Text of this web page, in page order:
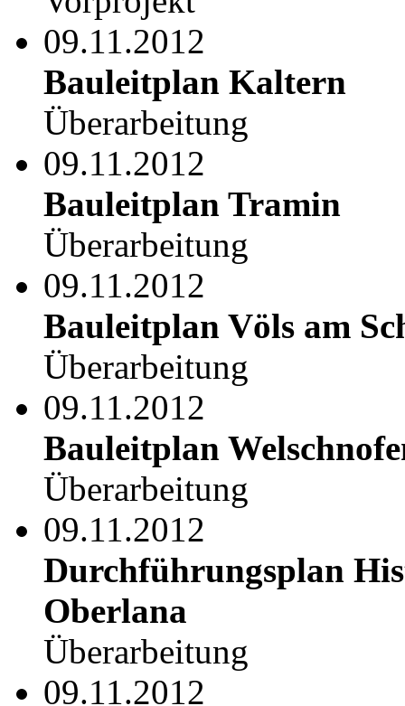
09.11.2012
Bauleitplan Kaltern
Überarbeitung
09.11.2012
Bauleitplan Tramin
Überarbeitung
09.11.2012
Bauleitplan Völs am
Überarbeitung
09.11.2012
Bauleitplan
Überarbeitung
09.11.2012
Durchführungsplan
Oberlana
Überarbeitung
09.11.2012